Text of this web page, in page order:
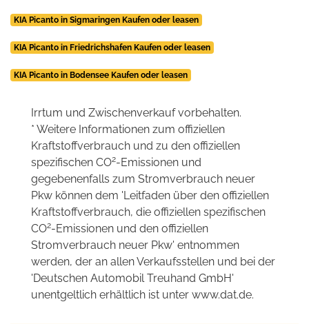
KIA Picanto in Sigmaringen Kaufen oder leasen
KIA Picanto in Friedrichshafen Kaufen oder leasen
KIA Picanto in Bodensee Kaufen oder leasen
Irrtum und Zwischenverkauf vorbehalten.
* Weitere Informationen zum offiziellen
Kraftstoffverbrauch und zu den offiziellen
spezifischen CO2-Emissionen und
gegebenenfalls zum Stromverbrauch neuer
Pkw können dem 'Leitfaden über den offiziellen
Kraftstoffverbrauch, die offiziellen spezifischen
CO2-Emissionen und den offiziellen
Stromverbrauch neuer Pkw' entnommen
werden, der an allen Verkaufsstellen und bei der
'Deutschen Automobil Treuhand GmbH'
unentgeltlich erhältlich ist unter www.dat.de.